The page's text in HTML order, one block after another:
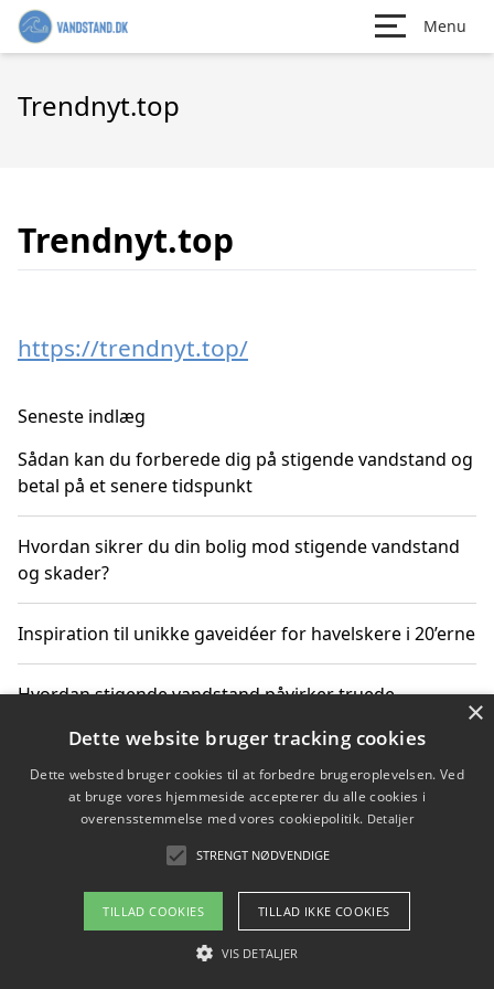
Menu
Trendnyt.top
Trendnyt.top
https://trendnyt.top/
Seneste indlæg
Sådan kan du forberede dig på stigende vandstand og
betal på et senere tidspunkt
Hvordan sikrer du din bolig mod stigende vandstand
og skader?
Inspiration til unikke gaveidéer for havelskere i 20’erne
Hvordan stigende vandstand påvirker truede
Sådan vælger du de bedste vandrerygsække til
vandreture i Danmark
Copyright 2026 - Pilanto Aps
Om / kontakt
×
Dette website bruger tracking cookies
Dette websted bruger cookies til at forbedre brugeroplevelsen. Ved
at bruge vores hjemmeside accepterer du alle cookies i
overensstemmelse med vores cookiepolitik. Detaljer
STRENGT NØDVENDIGE
TILLAD COOKIES TILLAD IKKE COOKIES
VIS DETALJER